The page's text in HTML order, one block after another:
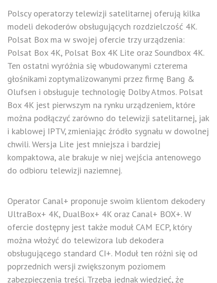
Polscy operatorzy telewizji satelitarnej oferują kilka
modeli dekoderów obsługujących rozdzielczość 4K.
Polsat Box ma w swojej ofercie trzy urządzenia:
Polsat Box 4K, Polsat Box 4K Lite oraz Soundbox 4K.
Ten ostatni wyróżnia się wbudowanymi czterema
głośnikami zoptymalizowanymi przez firmę Bang &
Olufsen i obsługuje technologię Dolby Atmos. Polsat
Box 4K jest pierwszym na rynku urządzeniem, które
można podłączyć zarówno do telewizji satelitarnej, jak
i kablowej IPTV, zmieniając źródło sygnału w dowolnej
chwili. Wersja Lite jest mniejsza i bardziej
kompaktowa, ale brakuje w niej wejścia antenowego
do odbioru telewizji naziemnej.
Operator Canal+ proponuje swoim klientom dekodery
UltraBox+ 4K, DualBox+ 4K oraz Canal+ BOX+. W
ofercie dostępny jest także moduł CAM ECP, który
można włożyć do telewizora lub dekodera
obsługującego standard CI+. Moduł ten różni się od
poprzednich wersji zwiększonym poziomem
zabezpieczenia treści. Trzeba jednak wiedzieć, że